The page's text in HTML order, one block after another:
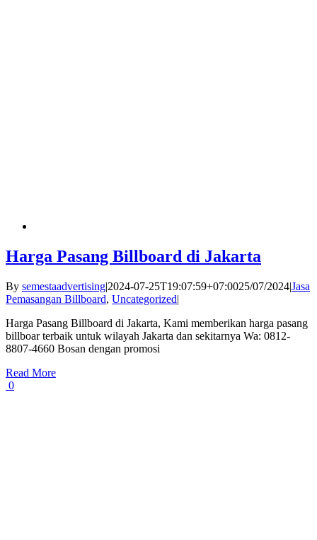
Harga Pasang Billboard di Jakarta
By semestaadvertising|2024-07-25T19:07:59+07:0025/07/2024|Jasa
Pemasangan Billboard, Uncategorized|
Harga Pasang Billboard di Jakarta, Kami memberikan harga pasang
billboar terbaik untuk wilayah Jakarta dan sekitarnya Wa: 0812-
8807-4660 Bosan dengan promosi
Read More
0